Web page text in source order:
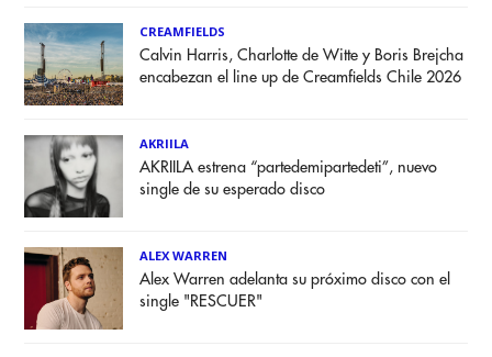
CREAMFIELDS
Calvin Harris, Charlotte de Witte y Boris Brejcha
encabezan el line up de Creamfields Chile 2026
AKRIILA
AKRIILA estrena “partedemipartedeti”, nuevo
single de su esperado disco
ALEX WARREN
Alex Warren adelanta su próximo disco con el
single "RESCUER"